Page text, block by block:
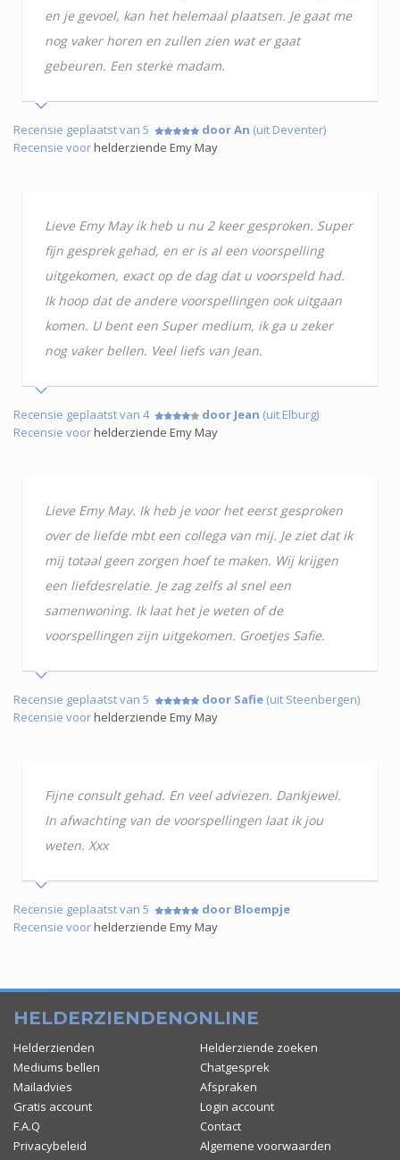
en je gevoel, kan het helemaal plaatsen. Je gaat me
nog vaker horen en zullen zien wat er gaat
gebeuren. Een sterke madam.
Recensie geplaatst van 5 door An (uit Deventer)
Recensie voorhelderziende Emy May
Lieve Emy May ik heb u nu 2 keer gesproken. Super
fijn gesprek gehad, en er is al een voorspelling
uitgekomen, exact op de dag dat u voorspeld had.
Ik hoop dat de andere voorspellingen ook uitgaan
komen. U bent een Super medium, ik ga u zeker
nog vaker bellen. Veel liefs van Jean.
Recensie geplaatst van 4 door Jean (uit Elburg)
Recensie voorhelderziende Emy May
Lieve Emy May. Ik heb je voor het eerst gesproken
over de liefde mbt een collega van mij. Je ziet dat ik
mij totaal geen zorgen hoef te maken. Wij krijgen
een liefdesrelatie. Je zag zelfs al snel een
samenwoning. Ik laat het je weten of de
voorspellingen zijn uitgekomen. Groetjes Safie.
Recensie geplaatst van 5 door Safie (uit Steenbergen)
Recensie voorhelderziende Emy May
Fijne consult gehad. En veel adviezen. Dankjewel.
In afwachting van de voorspellingen laat ik jou
weten. Xxx
Recensie geplaatst van 5
door Bloempje
Recensie voorhelderziende Emy May
HELDERZIENDENONLINE
Helderzienden
Helderziende zoeken
Mediums bellen
Chatgesprek
Mailadvies
Afspraken
Gratis account
Login account
F.A.Q
Contact
Privacybeleid
Algemene voorwaarden